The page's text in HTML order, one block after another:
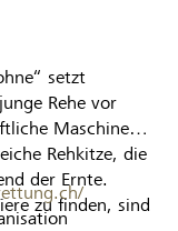
setzt
Rehe vor
Maschinen
Rehkitze, die
der Ernte.
zu finden, sind